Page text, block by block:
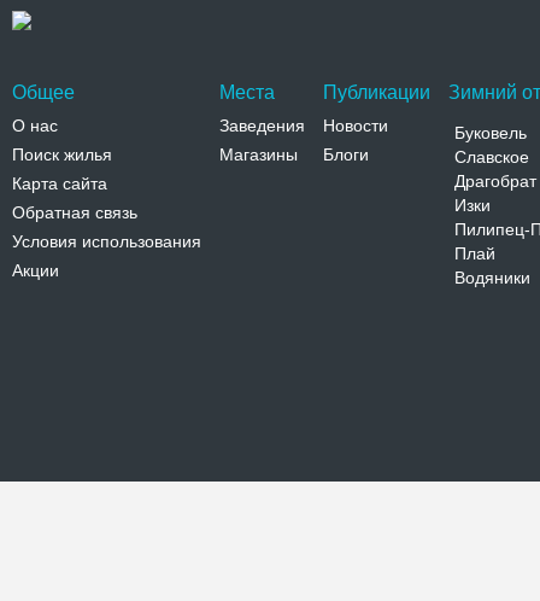
Общее
О нас
Поиск жилья
Карта сайта
Обратная связь
Условия использования
Акции
Места
Заведения
Магазины
Публикации
Новости
Блоги
Зимний
Буковель
Славское
Драгобрат
Изки
Пилипец-
Плай
Водяники